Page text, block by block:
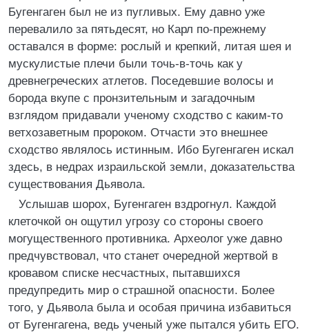
Бугенгаген был не из пугливых. Ему давно уже
перевалило за пятьдесят, но Карл по-прежнему
оставался в форме: рослый и крепкий, литая шея и
мускулистые плечи были точь-в-точь как у
древнегреческих атлетов. Поседевшие волосы и
борода вкупе с пронзительным и загадочным
взглядом придавали ученому сходство с каким-то
ветхозаветным пророком. Отчасти это внешнее
сходство являлось истинным. Ибо Бугенгаген искал
здесь, в недрах израильской земли, доказательства
существования Дьявола.
Услышав шорох, Бугенгаген вздрогнул. Каждой
клеточкой он ощутил угрозу со стороны своего
могущественного противника. Археолог уже давно
предчувствовал, что станет очередной жертвой в
кровавом списке несчастных, пытавшихся
предупредить мир о страшной опасности. Более
того, у Дьявола была и особая причина избавиться
от Бугенгагена, ведь ученый уже пытался убить ЕГО.